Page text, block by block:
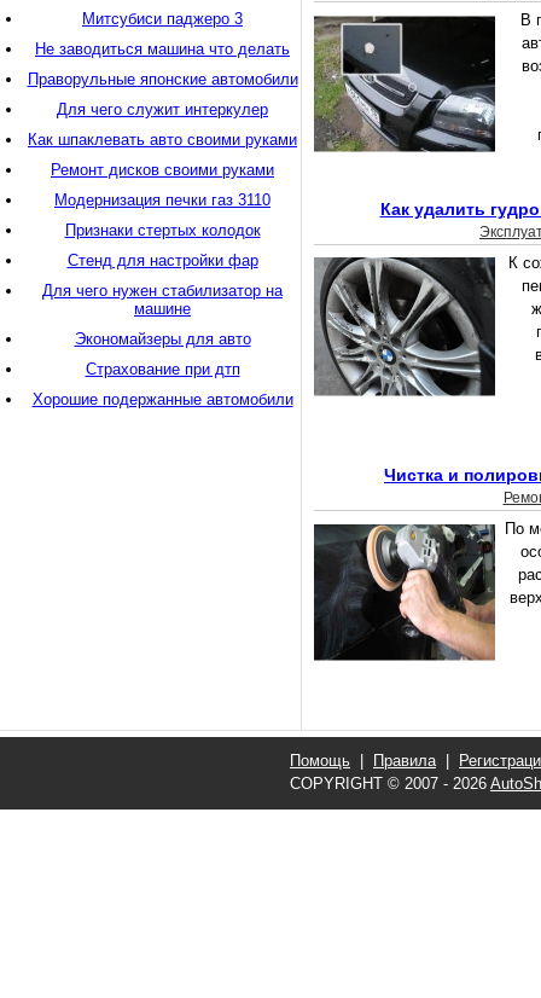
В
Как удалить
К
Чистка и
По
Митсубиси паджеро 3
Не заводиться машина что делать
Праворульные японские автомобили
Для чего служит интеркулер
Как шпаклевать авто своими руками
Ремонт дисков своими руками
Модернизация печки газ 3110
Признаки стертых колодок
Стенд для настройки фар
Для чего нужен стабилизатор на
машине
Экономайзеры для авто
Страхование при дтп
Хорошие подержанные автомобили
Помощь Правила|
COPYRIGHT © 2007 - 2026